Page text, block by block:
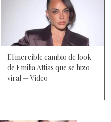
El increíble cambio de look
de Emilia Attias que se hizo
viral — Video